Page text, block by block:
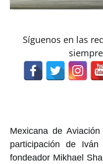
Síguenos en las
Mexicana de
participación de
fondeador Mikhael